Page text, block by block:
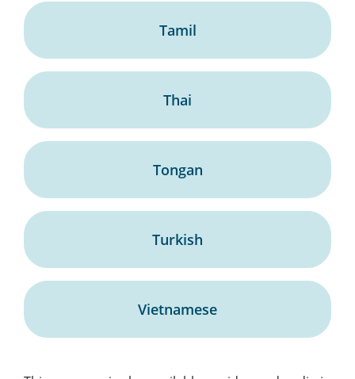
Tamil
Thai
Tongan
Turkish
Vietnamese